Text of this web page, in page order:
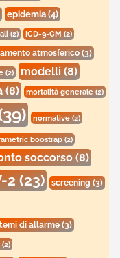
epidemia(4)
(2) ICD-9-CM(2)
atmosferico(3)
(2) modelli(8)
(8) mortalità generale(2)
normative(2)
boostrap(2)
soccorso(8)
2(23) screening(3)
di allarme(3)
(2)